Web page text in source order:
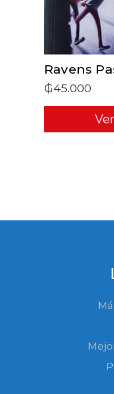
Ravens
₲45.000